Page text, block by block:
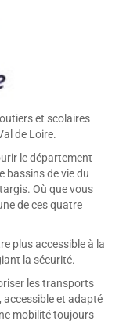
et scolaires
de Loire.
le département
bassins de vie du
Où que vous
de ces quatre
plus accessible à la
la sécurité.
les transports
accessible et adapté
mobilité toujours